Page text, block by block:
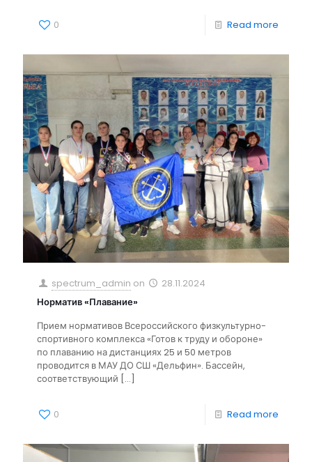
0 Read more
spectrum_admin on
28.11.2024
Норматив «Плавание»
Прием нормативов Всероссийского физкультурно-
спортивного комплекса «Готов к труду и обороне»
по плаванию на дистанциях 25 и 50 метров
проводится в МАУ ДО СШ «Дельфин». Бассейн,
соответствующий […]
0 Read more